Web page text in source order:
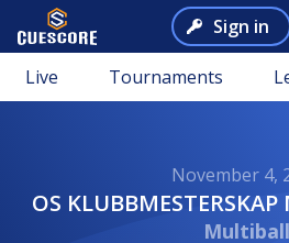
Sign in
Live Tournaments
November 4,
OS
Multiball